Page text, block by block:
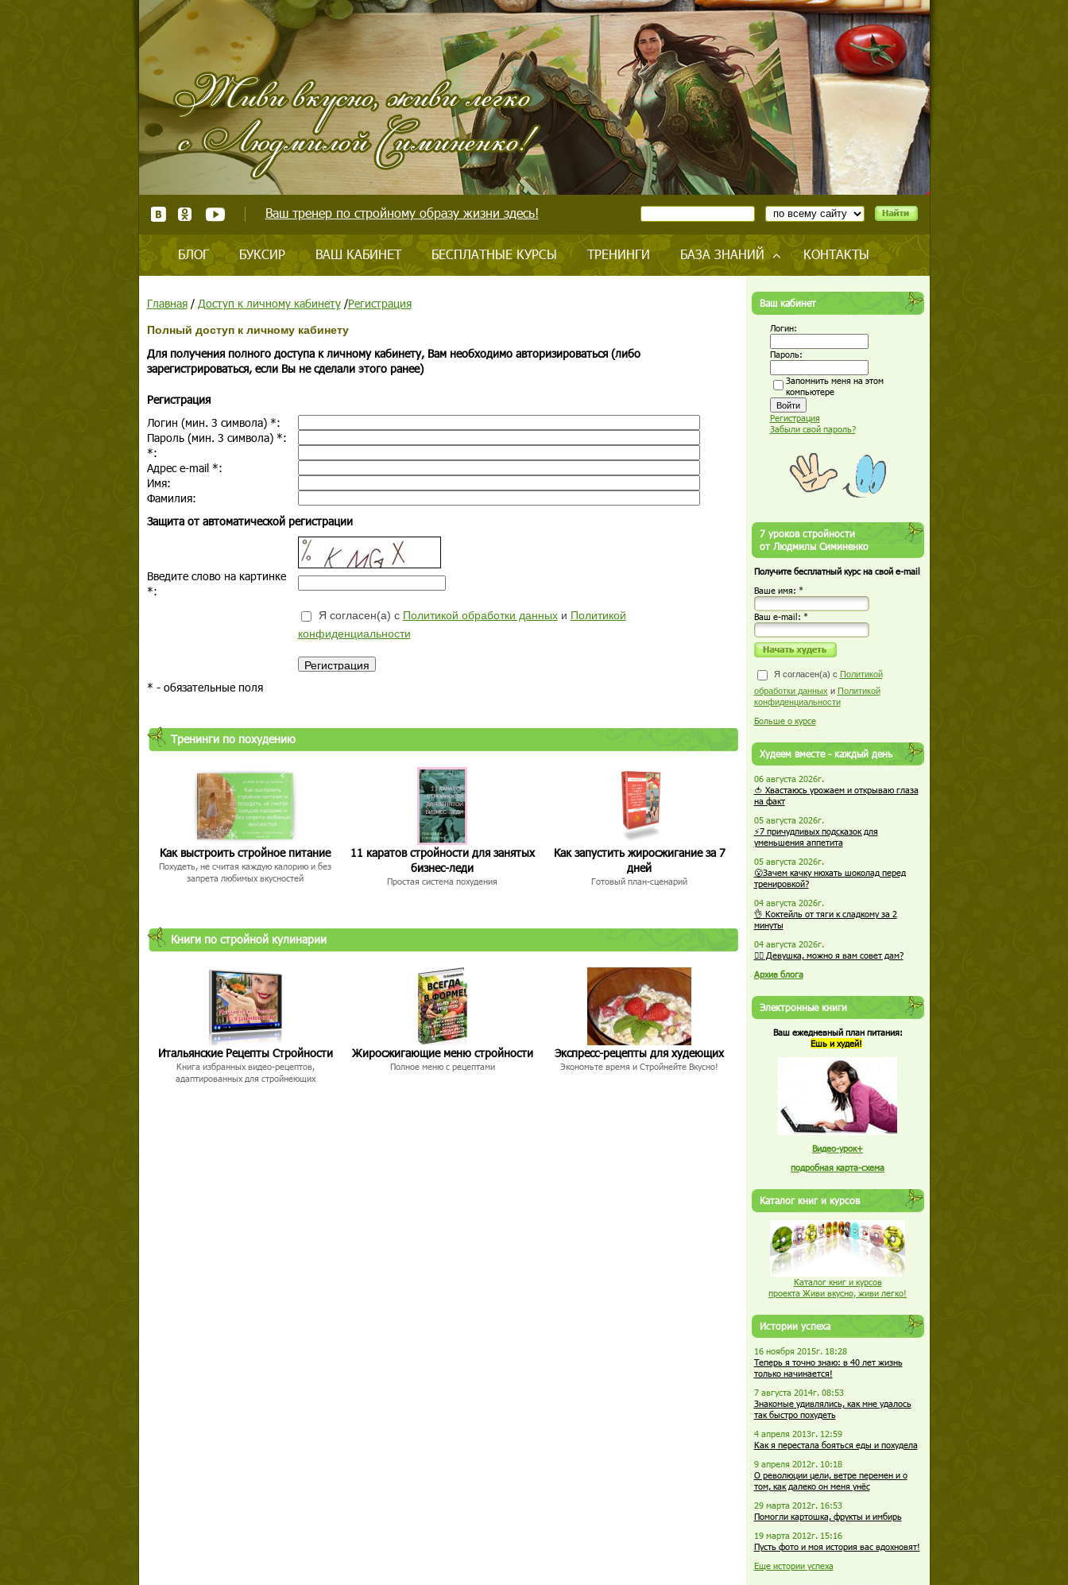
Ваш тренер по стройному образу жизни здесь!
БЛОГ БУКСИР ВАШ КАБИНЕТ БЕСПЛАТНЫЕ КУРСЫ ТРЕНИНГИ БАЗА ЗНАНИЙ КОНТАКТЫ
Главная/ Доступ к личному кабинету/Регистрация
Полный доступ к личному кабинету
Для получения полного доступа к личному кабинету, Вам необходимо авторизироваться (либо
зарегистрироваться, если Вы не сделали этого ранее)
Регистрация
Логин (мин. 3 символа) *:
Пароль (мин. 3 символа) *:
*:
Адрес e-mail *:
Имя:
Фамилия:
Защита от автоматической регистрации
Введите слово на картинке
*:
Я согласен(а) с Политикой обработки данныхи Политикой
конфиденциальности
* - обязательные поля
Тренинги по похудению
Как выстроить стройное питание
Похудеть, не считая каждую калорию и без
запрета любимых вкусностей
11 каратов стройности для занятых
бизнес-леди
Простая система похудения
Как запустить жиросжигание за 7
дней
Готовый план-сценарий
Книги по стройной кулинарии
Итальянские Рецепты Стройности
Книга избранных видео-рецептов,
адаптированных для стройнеющих
Жиросжигающие меню стройности
Полное меню с рецептами
Экспресс-рецепты для худеющих
Экономьте время и Стройнейте Вкусно!
Ваш кабинет
Логин:
Пароль:
Запомнить меня на этом
компьютере
Регистрация
Забыли свой пароль?
7 уроков стройности
от Людмилы Симиненко
Получите бесплатный курс на свой e-mail
Ваше имя: *
Ваш е-mail: *
Я согласен(а) с Политикой
обработки данных и Политикой
конфиденциальности
Больше о курсе
Худеем вместе - каждый день
06 августа 2026г.
🍅 Хвастаюсь урожаем и открываю глаза
на факт
05 августа 2026г.
⚡7 причудливых подсказок для
уменьшения аппетита
05 августа 2026г.
😮Зачем качку нюхать шоколад перед
тренировкой?
04 августа 2026г.
👌 Коктейль от тяги к сладкому за 2
минуты
04 августа 2026г.
🏋️‍♀️ Девушка, можно я вам совет дам?
Архив блога
Электронные книги
Ваш ежедневный план питания:
Ешь и худей!
Видео-урок+
подробная карта-схема
Каталог книг и курсов
Каталог книг и курсов
проекта Живи вкусно, живи легко!
Истории успеха
16 ноября 2015г. 18:28
Теперь я точно знаю: в 40 лет жизнь
только начинается!
7 августа 2014г. 08:53
Знакомые удивлялись, как мне удалось
так быстро похудеть
4 апреля 2013г. 12:59
Как я перестала бояться еды и похудела
9 апреля 2012г. 10:18
О революции цели, ветре перемен и о
том, как далеко он меня унёс
29 марта 2012г. 16:53
Помогли картошка, фрукты и имбирь
19 марта 2012г. 15:16
Пусть фото и моя история вас вдохновят!
Еще истории успеха